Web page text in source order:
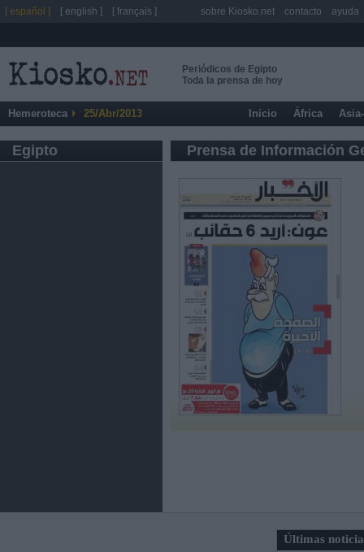
Periódicos de Egipto
Toda la prensa de hoy
Hemeroteca 25/Abr/2013 Inicio África
Egipto Prensa de Información
Últimas
[ español ] [ english ] [ français ] sobre Kiosko.net contacto ayuda